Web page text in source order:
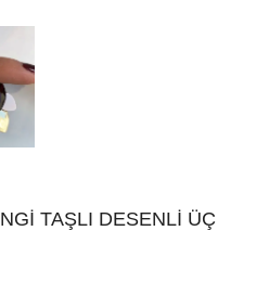
TAŞLI DESENLI ÜÇ